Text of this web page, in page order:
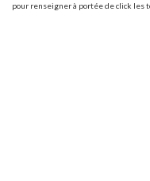
pour renseigner à portée de click les